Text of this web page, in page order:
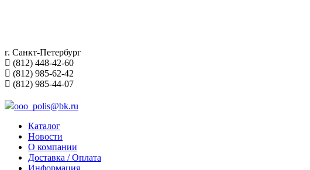
г. Санкт-Петербург
(812) 448-42-60
(812) 985-62-42
(812) 985-44-07
ooo_polis@bk.ru
Каталог
Новости
О компании
Доставка / Оплата
Информация